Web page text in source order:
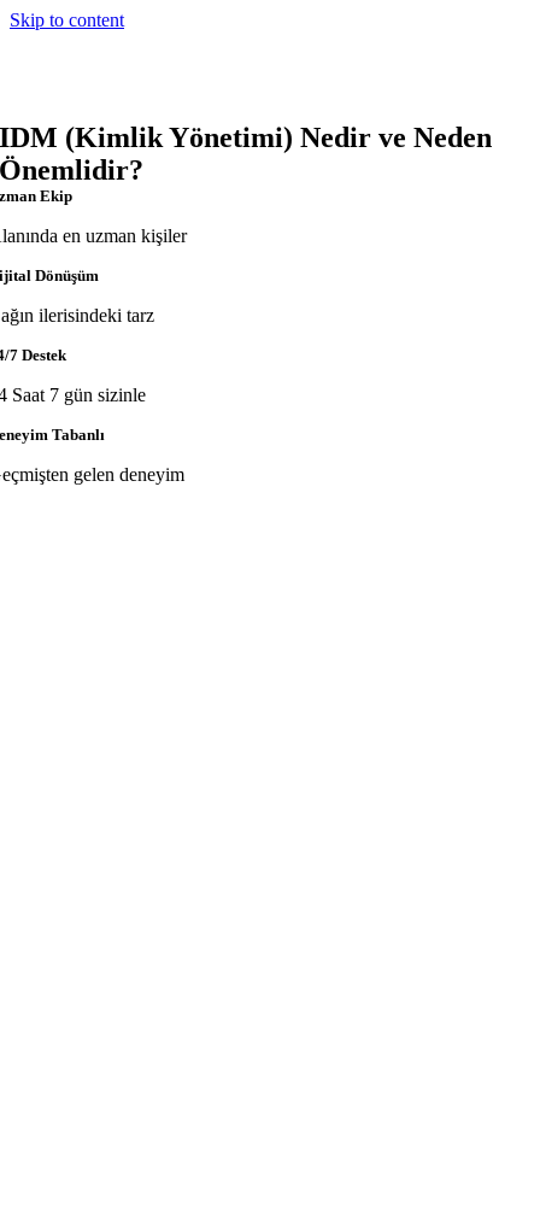
Skip to content
IDM (Kimlik Yönetimi) Nedir ve Neden
Önemlidir?
Ekip
en uzman kişiler
Dönüşüm
ilerisindeki tarz
7 Destek
Saat 7 gün sizinle
Tabanlı
gelen deneyim